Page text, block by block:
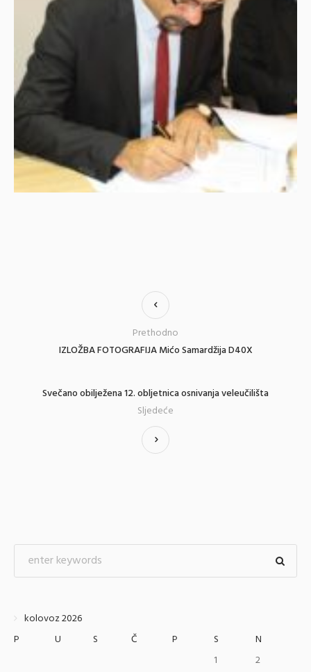
IZLOŽBA FOTOGRAFIJA Mićo Samardžija D40X
Prethodno
Svečano obilježena 12. obljetnica osnivanja veleučilišta
Sljedeće
kolovoz 2026
P
U S Č P S
N
1
2